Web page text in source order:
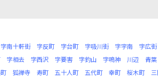
字南十軒街 字反町 字台町 字吸川街 字宇南 字広街
字相去 字西沢 字要害 字釣山 字鳴神 川辺 青葉
狐禅寺 寿町 五十人町 五代町 幸町 桜木町